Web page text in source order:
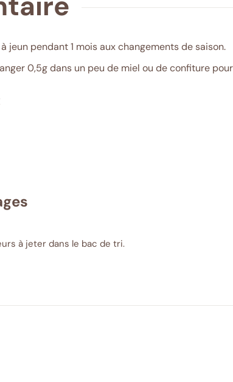
à jeun pendant 1 mois aux changements de saison.
0,5g dans un peu de miel ou de confiture
à jeter dans le bac de tri.